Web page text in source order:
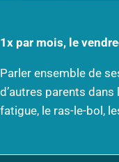
1x par mois, le
Parler ensemble de
d’autres parents
fatigue, le ras-le-bol,